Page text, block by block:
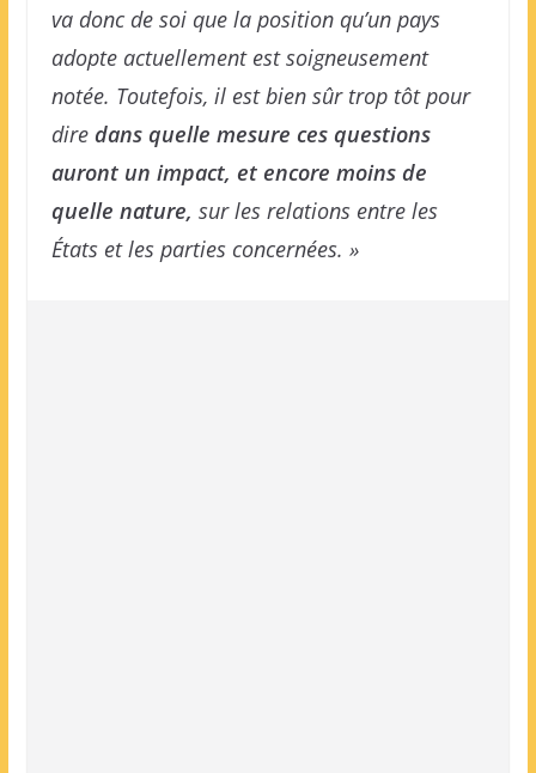
va donc de soi que la position qu’un pays
adopte actuellement est soigneusement
notée. Toutefois, il est bien sûr trop tôt pour
dire dans quelle mesure ces questions
auront un impact, et encore moins de
quelle nature, sur les relations entre les
États et les parties concernées. »